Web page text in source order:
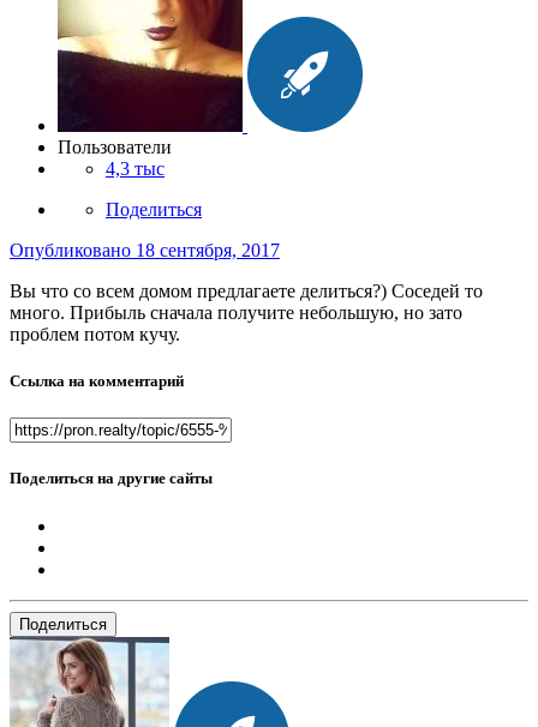
Пользователи
4,3 тыс
Поделиться
Опубликовано 18 сентября, 2017
Вы что со всем домом предлагаете делиться?) Соседей то
много. Прибыль сначала получите небольшую, но зато
проблем потом кучу.
Ссылка на комментарий
Поделиться на другие сайты
Поделиться